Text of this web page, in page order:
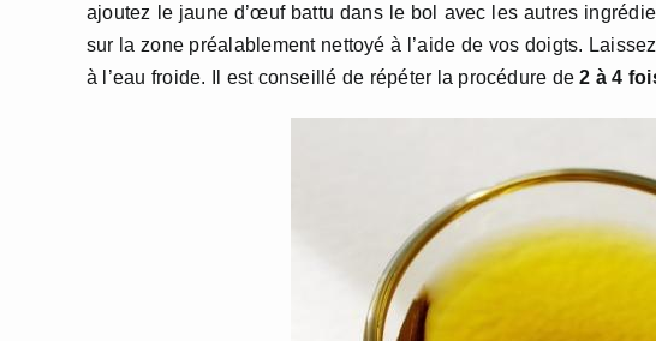
ajoutez le jaune d’œuf battu dans le bol avec les autres
sur la zone préalablement nettoyé à l’aide de vos doigts.
à l’eau froide. Il est conseillé de répéter la procédure de2 à 4